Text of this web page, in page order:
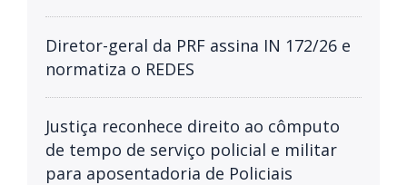
Diretor-geral da PRF assina IN 172/26 e
normatiza o REDES
Justiça reconhece direito ao cômputo
de tempo de serviço policial e militar
para aposentadoria de Policiais